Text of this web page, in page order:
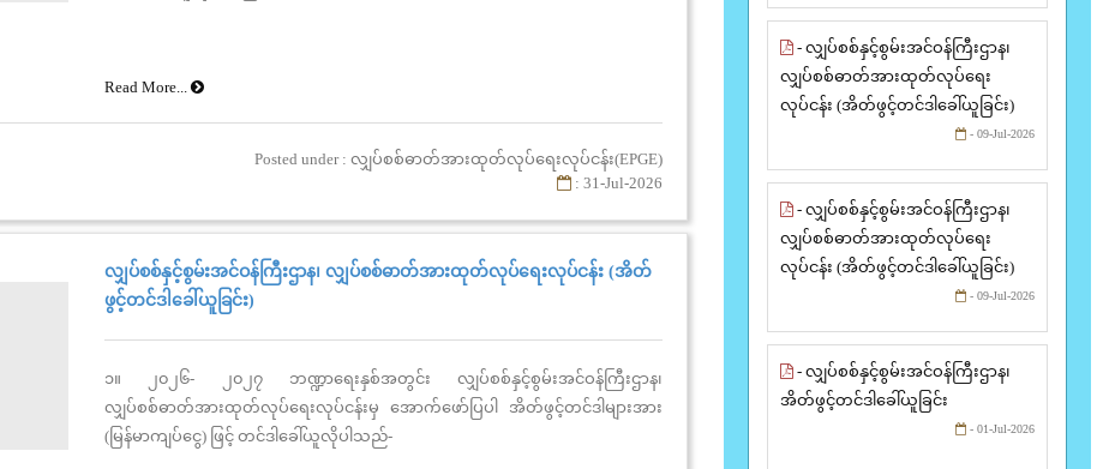
Read More...
Posted under : လျှပ်စစ်ဓာတ်အားထုတ်လုပ်ရေးလုပ်ငန်း(EPGE)
: 31-Jul-2026
လျှပ်စစ်နှင့်စွမ်းအင်ဝန်ကြီးဌာန၊ လျှပ်စစ်ဓာတ်အားထုတ်လုပ်ရေးလုပ်ငန်း (အိတ်
ဖွင့်တင်ဒါခေါ်ယူခြင်း)
၁။ ၂၀၂၆- ၂၀၂၇ ဘဏ္ဍာရေးနှစ်အတွင်း လျှပ်စစ်နှင့်စွမ်းအင်ဝန်ကြီးဌာန၊
လျှပ်စစ်ဓာတ်အားထုတ်လုပ်ရေးလုပ်ငန်းမှ အောက်ဖော်ပြပါ အိတ်ဖွင့်တင်ဒါများအား
(မြန်မာကျပ်ငွေ) ဖြင့် တင်ဒါခေါ်ယူလိုပါသည်-
- လျှပ်စစ်နှင့်စွမ်းအင်ဝန်ကြီးဌာန၊
လျှပ်စစ်ဓာတ်အားထုတ်လုပ်ရေး
လုပ်ငန်း (အိတ်ဖွင့်တင်ဒါခေါ်ယူခြင်း)
- 09-Jul-2026
- လျှပ်စစ်နှင့်စွမ်းအင်ဝန်ကြီးဌာန၊
လျှပ်စစ်ဓာတ်အားထုတ်လုပ်ရေး
လုပ်ငန်း (အိတ်ဖွင့်တင်ဒါခေါ်ယူခြင်း)
- 09-Jul-2026
- လျှပ်စစ်နှင့်စွမ်းအင်ဝန်ကြီးဌာန၊
အိတ်ဖွင့်တင်ဒါခေါ်ယူခြင်း
- 01-Jul-2026